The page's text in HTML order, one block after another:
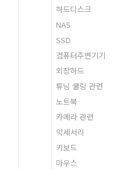
하드디스크
NAS
SSD
컴퓨터주변기기
외장하드
튜닝 쿨링 관련
노트북
카메라 관련
악세서리
키보드
마우스